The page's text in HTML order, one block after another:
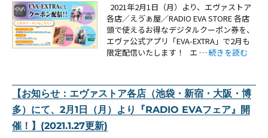
2021年2月1日（月）より、エヴァストア
各店／えゔぁ屋／RADIO EVA STORE 各店
頭で使えるお得なデジタルクーポン券を、
エヴァ公式アプリ「EVA-EXTRA」で2月も
限定配信いたします！ エ … “【お知らせ：
続きを読む
【お知らせ：エヴァストア各店（池袋・新宿・大阪・博
多）にて、2月1日（月）より『RADIO EVAフェア』開
催！】(2021.1.27更新)